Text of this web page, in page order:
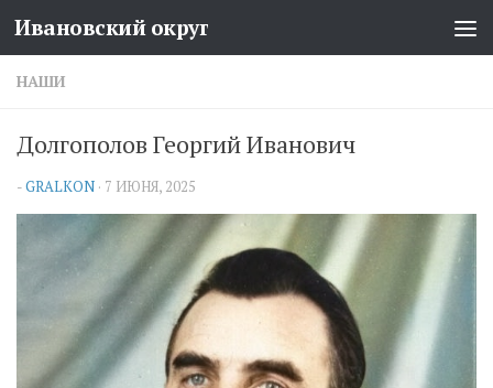
Перейти к содержимому
Ивановский округ
НАШИ
Долгополов Георгий Иванович
-GRALKON · 7 ИЮНЯ, 2025